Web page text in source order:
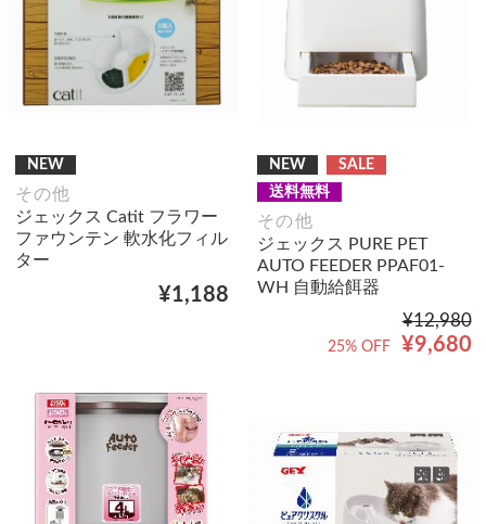
NEW
その他
ジェックス Catit フラワー
ファウンテン 軟水化フィル
ター
¥1,188
NEW
SALE
送料無料
その他
ジェックス PURE PET
AUTO FEEDER PPAF01-
WH 自動給餌器
¥12,980
¥9,680
25% OFF